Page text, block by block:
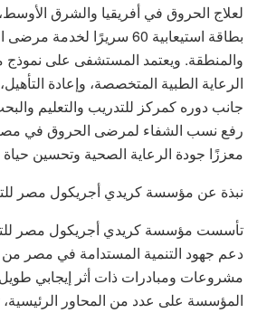
بطاقة استيعابية 60 سريرًا
والمنطقة. ويعتمد المستشفى على نموذج
الرعاية الطبية المتخصصة، وإعادة
جانب دوره كمركز للتدريب والتعليم
معززًا جودة الرعاية الصحية وتحسين
نبذة عن مؤسسة كريدي أجريكول مصر
دعم جهود التنمية المستدامة في مصر من
مشروعات ومبادرات ذات أثر إيجابي
المؤسسة على عدد من المحاور